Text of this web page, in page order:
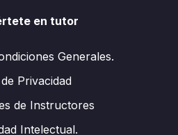
en tutor
Generales.
Privacidad
de Instructores
Intelectual.